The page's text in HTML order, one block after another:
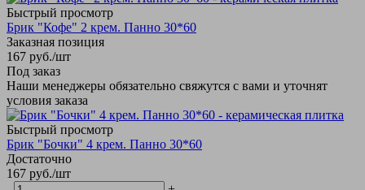
Быстрый просмотр
Брик "Кофе" 2 крем. Панно 30*60
Заказная позиция
167 руб./шт
Под заказ
Наши менеджеры обязательно свяжутся с вами и уточнят
условия заказа
Быстрый просмотр
Брик "Бочки" 4 крем. Панно 30*60
Достаточно
167 руб./шт